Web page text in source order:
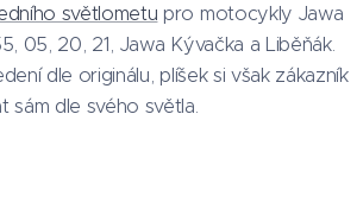
světlometu pro motocykly Jawa
05, 20, 21, Jawa Kývačka a Liběňák.
dle originálu, plíšek si však zákazník
sám dle svého světla.